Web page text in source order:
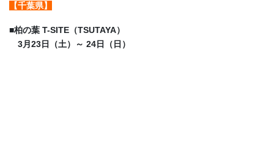
【千葉県】
■柏の葉 T-SITE（TSUTAYA）
3月23日（土）～ 24日（日）